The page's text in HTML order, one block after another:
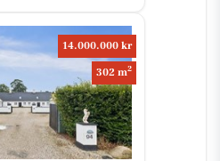
14.000.000 kr
302 m2